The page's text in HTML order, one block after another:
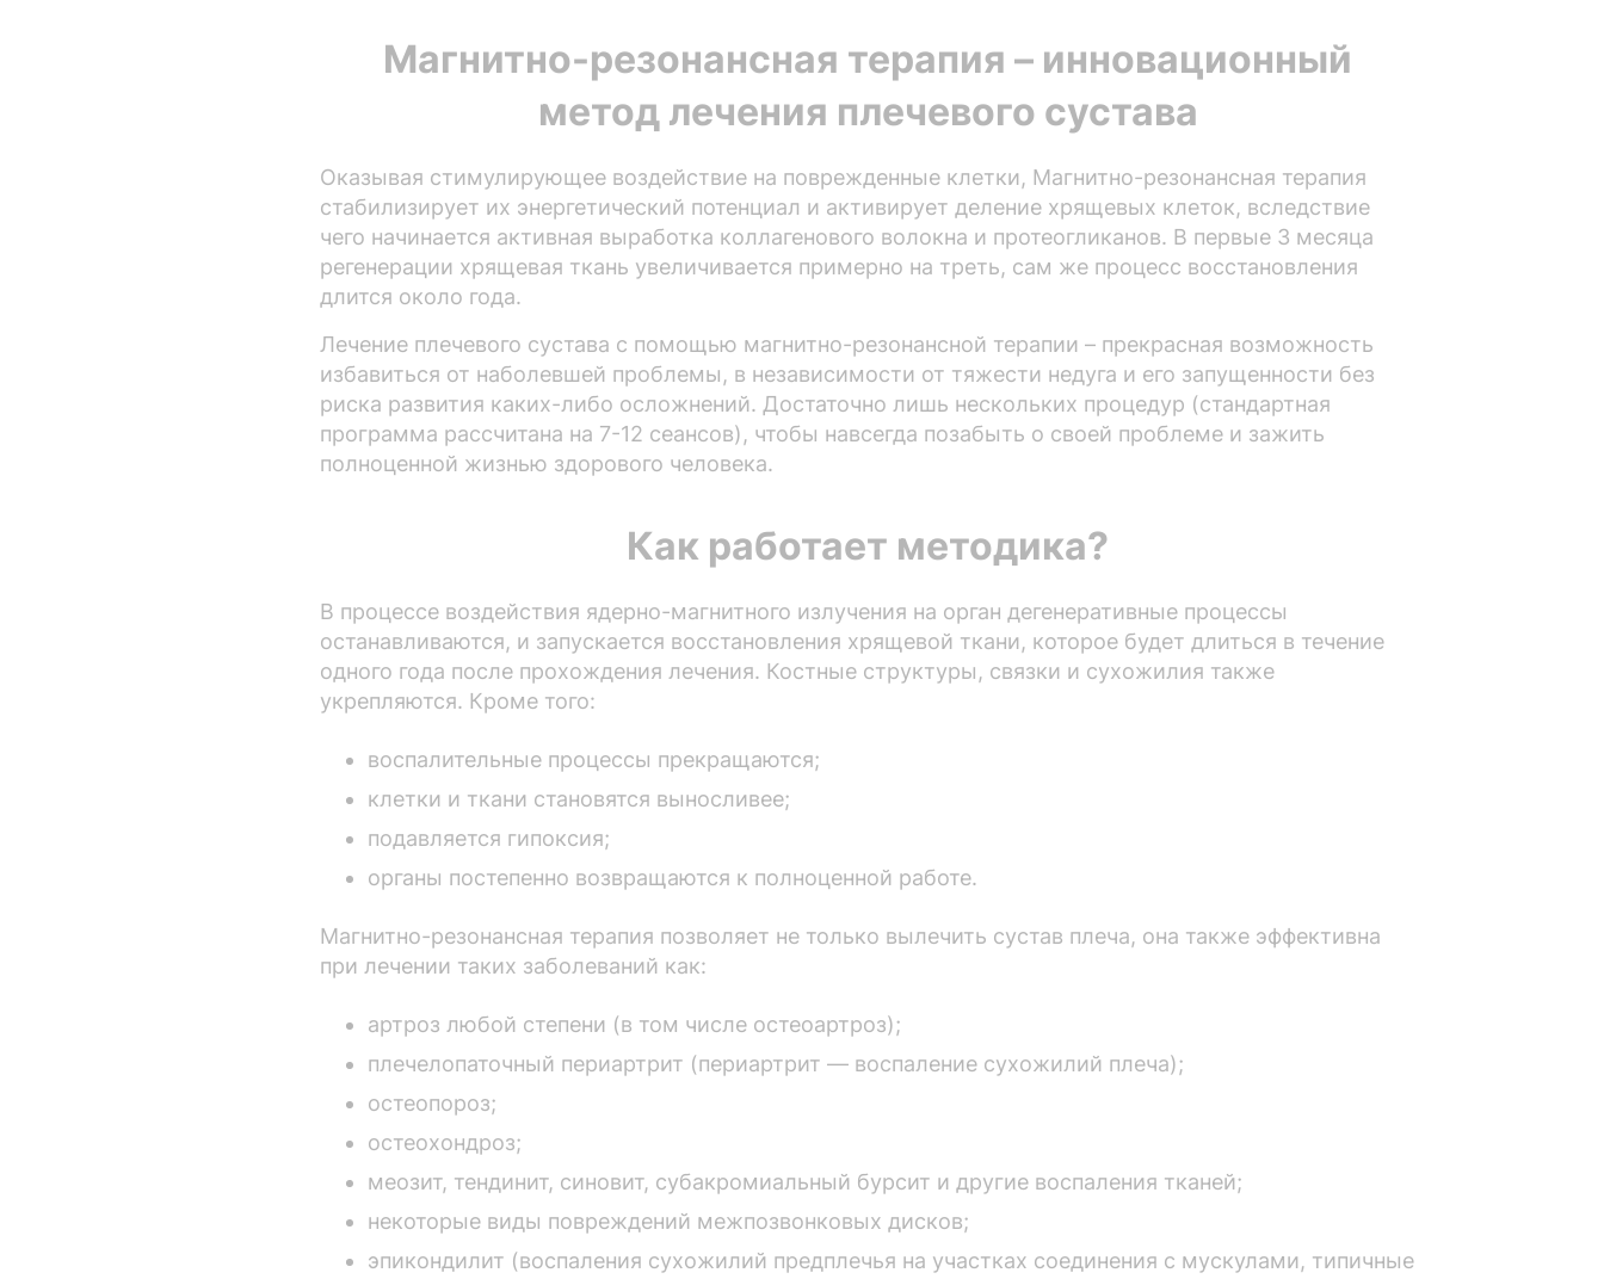
Магнитно-резонансная терапия – инновационный
метод лечения плечевого сустава
Оказывая стимулирующее воздействие на поврежденные клетки, Магнитно-резонансная терапия
стабилизирует их энергетический потенциал и активирует деление хрящевых клеток, вследствие
чего начинается активная выработка коллагенового волокна и протеогликанов. В первые 3 месяца
регенерации хрящевая ткань увеличивается примерно на треть, сам же процесс восстановления
длится около года.
Лечение плечевого сустава с помощью магнитно-резонансной терапии – прекрасная возможность
избавиться от наболевшей проблемы, в независимости от тяжести недуга и его запущенности без
риска развития каких-либо осложнений. Достаточно лишь нескольких процедур (стандартная
программа рассчитана на 7-12 сеансов), чтобы навсегда позабыть о своей проблеме и зажить
полноценной жизнью здорового человека.
Как работает методика?
В процессе воздействия ядерно-магнитного излучения на орган дегенеративные процессы
останавливаются, и запускается восстановления хрящевой ткани, которое будет длиться в течение
одного года после прохождения лечения. Костные структуры, связки и сухожилия также
укрепляются. Кроме того:
воспалительные процессы прекращаются;
клетки и ткани становятся выносливее;
подавляется гипоксия;
органы постепенно возвращаются к полноценной работе.
Магнитно-резонансная терапия позволяет не только вылечить сустав плеча, она также эффективна
при лечении таких заболеваний как:
артроз любой степени (в том числе остеоартроз);
плечелопаточный периартрит (периартрит — воспаление сухожилий плеча);
остеопороз;
остеохондроз;
меозит, тендинит, синовит, субакромиальный бурсит и другие воспаления тканей;
некоторые виды повреждений межпозвонковых дисков;
эпикондилит (воспаления сухожилий предплечья на участках соединения с мускулами, типичные